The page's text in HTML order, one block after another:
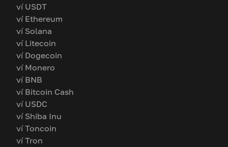
ví USDT
ví Ethereum
ví Solana
ví Litecoin
ví Dogecoin
ví Monero
ví BNB
ví Bitcoin Cash
ví USDC
ví Shiba Inu
ví Toncoin
ví Tron